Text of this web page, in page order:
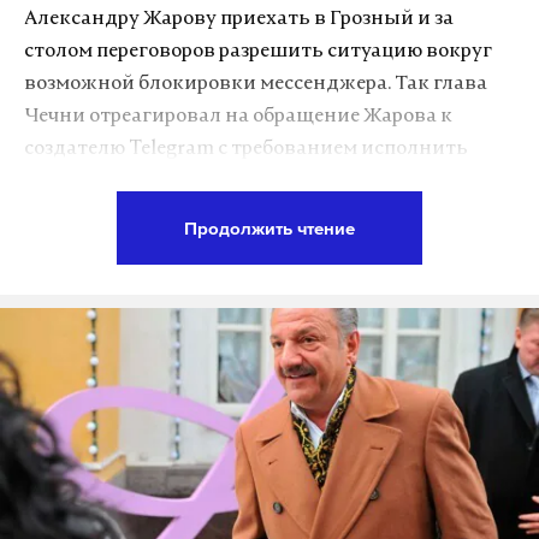
министр «хотел протолкнуть» в документ
ненадлежащим финансированием определенных
срока. В 2016 году нардеп предпочитала
приходить на заседания Рады босиком. Однажды
настоящей жизнью».
«Я — живой человек и всегда нарушала правила. Я
людям всегда казалась странной, потому что я
люблю лазить по крышам, прыгать с мостов, и это
не значит, что я перестану это делать, потому что я
стала депутатом», — сказала Савченко телеканалу
Александру Жарову приехать в Грозный и за
столом переговоров разрешить ситуацию вокруг
возможной блокировки мессенджера. Так глава
Чечни отреагировал на обращение Жарова к
создателю Telegram с требованием исполнить
Неизвестно, выступит ли глава республики в роли
модератора дискуссии.
«Я, как один из активных пользователей
мессенджера, считаю, что стороны должны сесть
за стол переговоров, а не игнорировать друг друга.
Со своей стороны готов в Грозном предоставить
Продолжить чтение